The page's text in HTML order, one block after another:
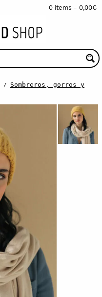
0 items - 0,00€
/ Sombreros, gorros y